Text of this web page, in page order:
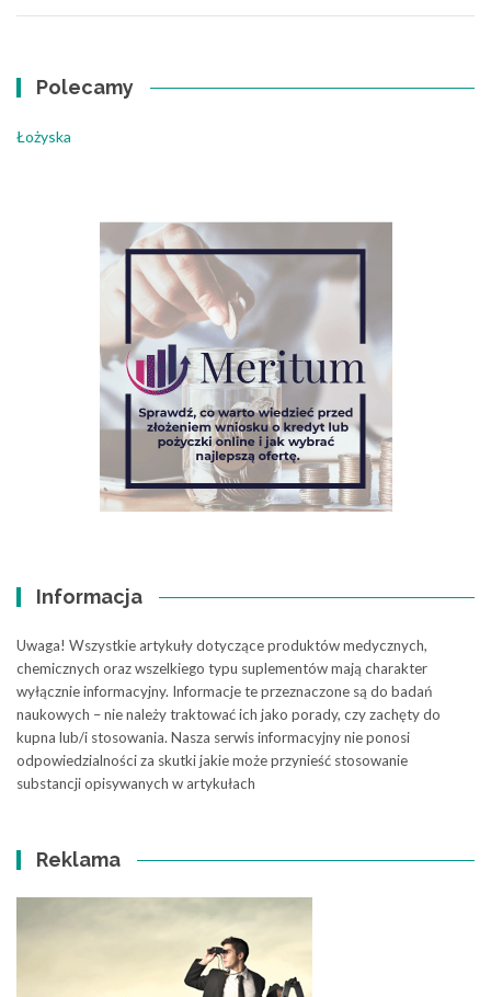
Polecamy
Łożyska
Informacja
Uwaga! Wszystkie artykuły dotyczące produktów medycznych,
chemicznych oraz wszelkiego typu suplementów mają charakter
wyłącznie informacyjny. Informacje te przeznaczone są do badań
naukowych – nie należy traktować ich jako porady, czy zachęty do
kupna lub/i stosowania. Nasza serwis informacyjny nie ponosi
odpowiedzialności za skutki jakie może przynieść stosowanie
substancji opisywanych w artykułach
Reklama